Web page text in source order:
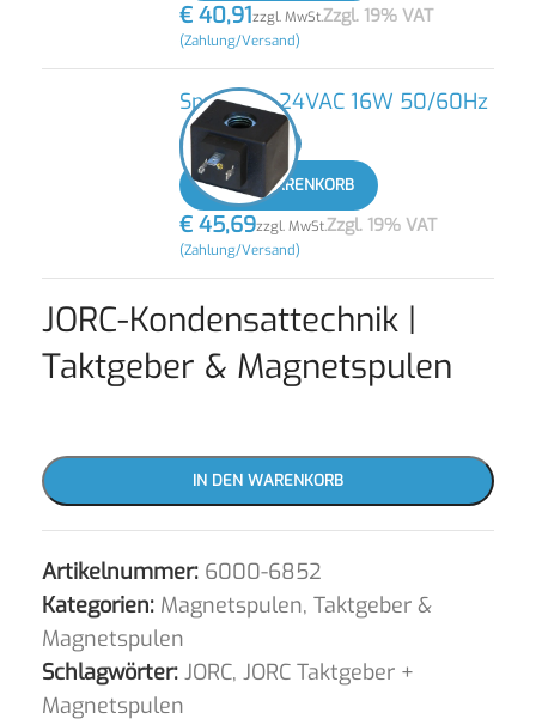
€ 40,91zzgl. MwSt.Zzgl. 19% VAT
(Zahlung/Versand)
Spule JCL 24VAC 16W 50/60Hz
+
IN DEN WARENKORB
€ 45,69zzgl. MwSt.Zzgl. 19% VAT
(Zahlung/Versand)
JORC-Kondensattechnik |
Taktgeber & Magnetspulen
IN DEN WARENKORB
Artikelnummer: 6000-6852
Kategorien: Magnetspulen, Taktgeber &
Magnetspulen
Schlagwörter: JORC, JORC Taktgeber +
Magnetspulen